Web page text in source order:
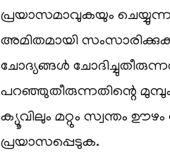
പ്രയാസമാവുകയും
അമിതമായി
ചോദ്യങ്ങൾ
പറഞ്ഞുതീരുന്നതിന്റെ
ക്യൂവിലും മറ്റും സ്വന്തം
പ്രയാസപ്പെടുക.